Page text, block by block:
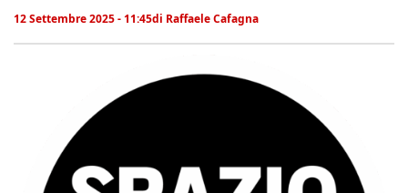
12 Settembre 2025 - 11:45di Raffaele Cafagna